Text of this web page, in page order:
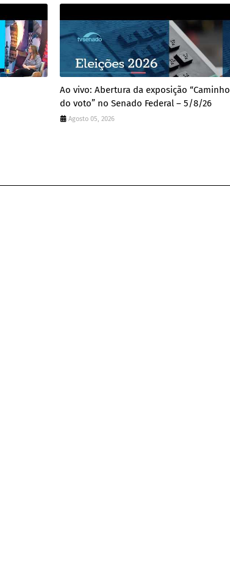
Ao vivo: Abertura da exposição “Caminho
do voto” no Senado Federal – 5/8/26
Agosto 05, 2026